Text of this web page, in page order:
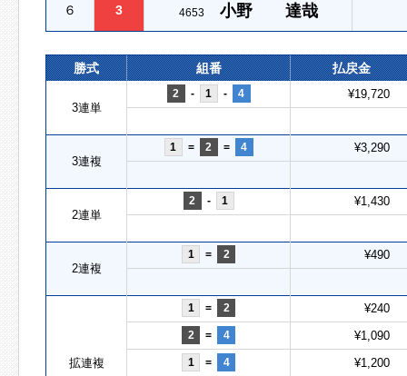
６ 3 4653 小野 達哉
勝式 組番 払戻金
3連単
2 - 1 - 4 ¥19,720
3連複
1 = 2 = 4 ¥3,290
2連単
2 - 1 ¥1,430
2連複
1 = 2 ¥490
拡連複
1 = 2 ¥240
2 = 4 ¥1,090
1 = 4 ¥1,200